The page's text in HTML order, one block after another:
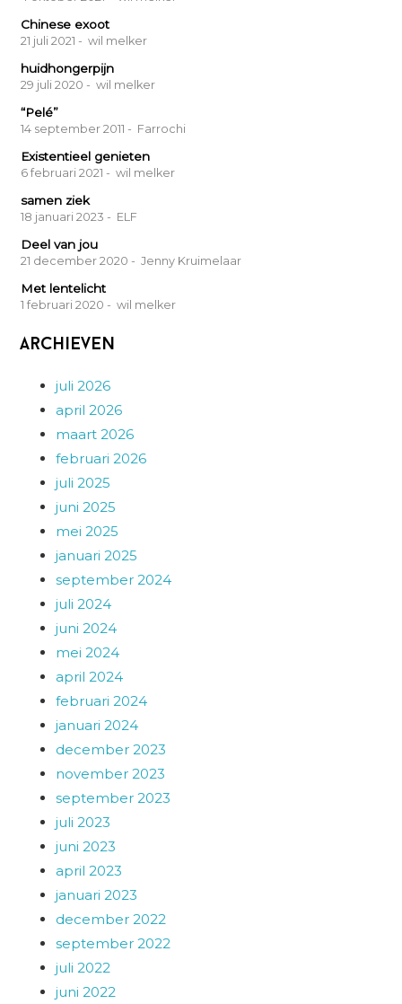
Chinese exoot
21 juli 2021 - wil melker
huidhongerpijn
29 juli 2020 - wil melker
“Pelé”
14 september 2011 - Farrochi
Existentieel genieten
6 februari 2021 - wil melker
samen ziek
18 januari 2023 - ELF
Deel van jou
21 december 2020 - Jenny Kruimelaar
Met lentelicht
1 februari 2020 - wil melker
Archieven
juli 2026
april 2026
maart 2026
februari 2026
juli 2025
juni 2025
mei 2025
januari 2025
september 2024
juli 2024
juni 2024
mei 2024
april 2024
februari 2024
januari 2024
december 2023
november 2023
september 2023
juli 2023
juni 2023
april 2023
januari 2023
december 2022
september 2022
juli 2022
juni 2022